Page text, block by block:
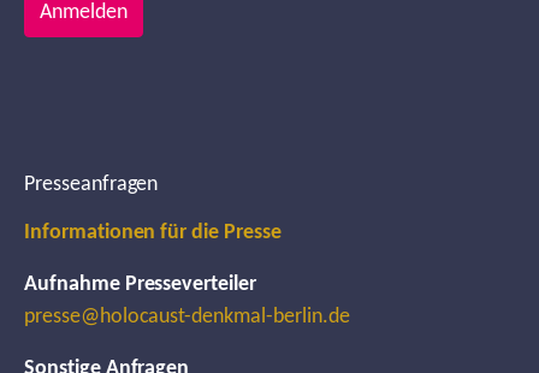
Anmelden
Presseanfragen
Informationen für die Presse
Aufnahme Presseverteiler
presse@holocaust-denkmal-berlin.de